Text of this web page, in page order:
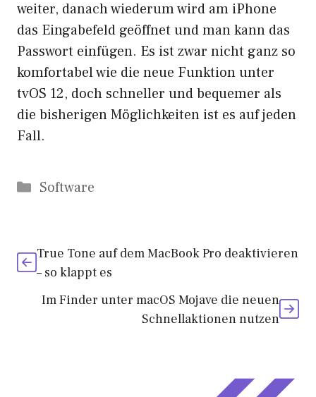
weiter, danach wiederum wird am iPhone
das Eingabefeld geöffnet und man kann das
Passwort einfügen. Es ist zwar nicht ganz so
komfortabel wie die neue Funktion unter
tvOS 12, doch schneller und bequemer als
die bisherigen Möglichkeiten ist es auf jeden
Fall.
Kategorien
Software
True Tone auf dem MacBook Pro deaktivieren
– so klappt es
Im Finder unter macOS Mojave die neuen
Schnellaktionen nutzen